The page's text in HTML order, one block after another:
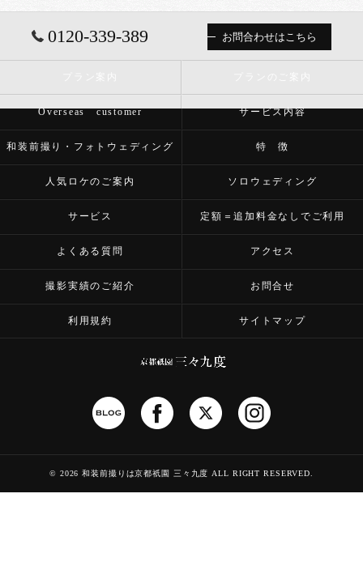
0120-339-389 お問合わせはこちら
Overseas customer サービス内容
和装前撮り・フォトウェディング 特 徴
人気ロケのご案内 ソロウェディング
サービス 定額＝追加料金なしでご利用
よくある質問 アクセス
撮影実績のご紹介 お問合せ
利用規約 サイトマップ
© 2026 和装前撮りは京都祇園 三々九度 ALL RIGHT RESERVED.